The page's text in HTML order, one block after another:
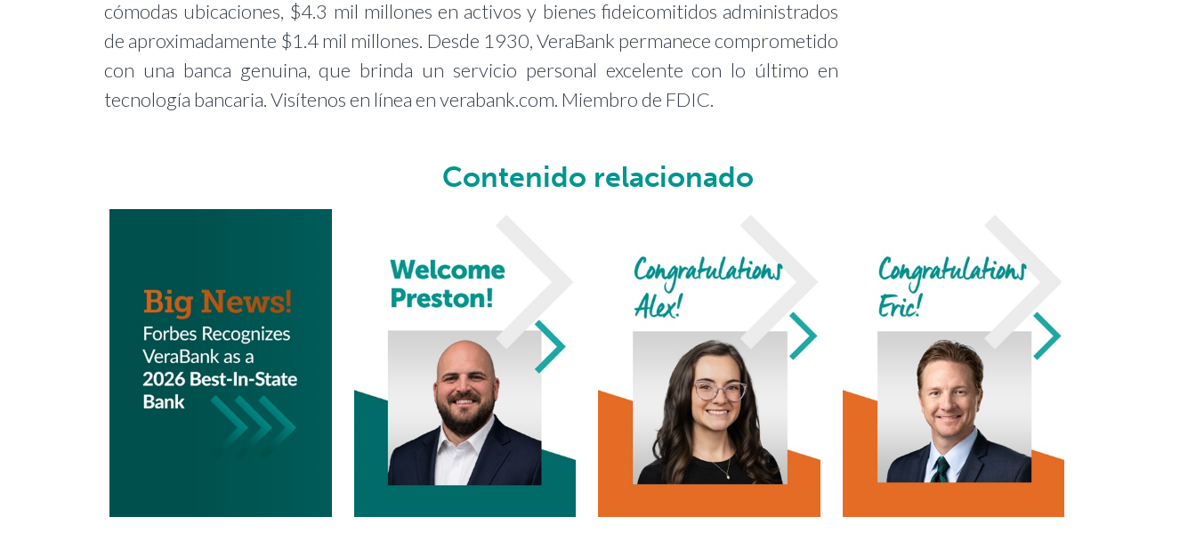
cómodas ubicaciones, $4.3 mil millones en activos y bienes fideicomitidos administrados
de aproximadamente $1.4 mil millones. Desde 1930, VeraBank permanece comprometido
con una banca genuina, que brinda un servicio personal excelente con lo último en
tecnología bancaria. Visítenos en línea en verabank.com. Miembro de FDIC.
Contenido relacionado